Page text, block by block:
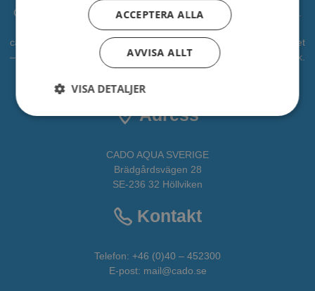
CADO är en professionell leverantör av vattenlek, lekplatser mm.
Vi har levererat vattenlek till kommuner, djurparker och
campingplatser. Vi vill bidra som en partner i alla faser av projektet
– från idé till verklighet. CADOAQUA är vår avdelning för vattenlek.
All fakta om CADO får du
Adress
CADO AQUA SVERIGE
Brädgårdsvägen 28
SE-236 32 Höllviken
Kontakt
Telefon: +46 (0)40 – 452300
E-post: mail@cado.se
ACCEPTERA ALLA
AVVISA ALLT
VISA DETALJER